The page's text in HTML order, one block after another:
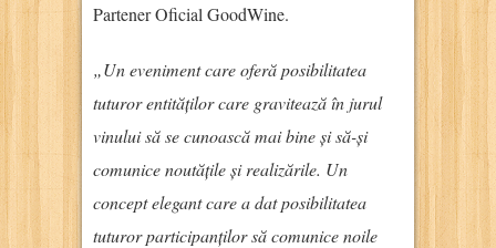
Partener Oficial GoodWine.
„Un eveniment care oferă posibilitatea
tuturor entităților care gravitează în jurul
vinului să se cunoască mai bine și să-și
comunice noutățile și realizările. Un
concept elegant care a dat posibilitatea
tuturor participanților să comunice noile